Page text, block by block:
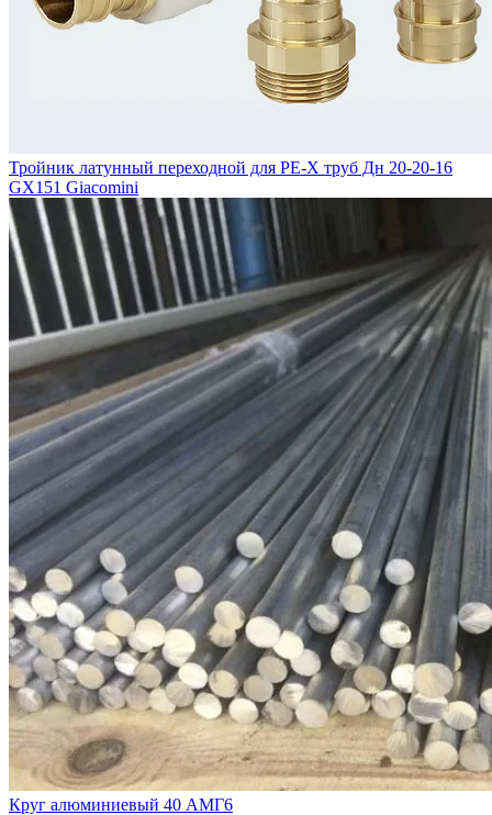
Тройник латунный переходной для PE-X труб Дн 20-20-16
GX151 Giacomini
Круг алюминиевый 40 АМГ6